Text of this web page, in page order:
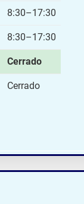
8:30–17:30
8:30–17:30
Cerrado
Cerrado